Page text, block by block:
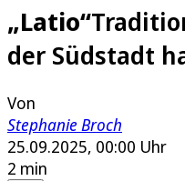
„Latio“
der Südstadt
Von
Stephanie Broch
25.09.2025, 00:00 Uhr
2 min